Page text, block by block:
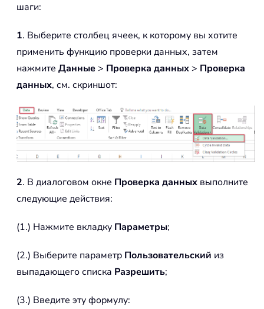
шаги:
1. Выберите столбец ячеек, к которому вы хотите
применить функцию проверки данных, затем
нажмите Данные > Проверка данных > Проверка
данных, см. скриншот:
2. В диалоговом окне Проверка данных выполните
следующие действия:
(1.) Нажмите вкладку Параметры;
(2.) Выберите параметр Пользовательский из
выпадающего списка Разрешить;
(3.) Введите эту формулу: